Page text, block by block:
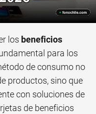
los beneficios
para los
de consumo no
productos, sino que
con soluciones de
de beneficios